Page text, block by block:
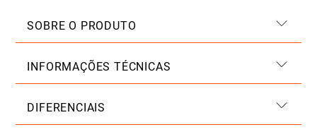
SOBRE O PRODUTO
INFORMAÇÕES TÉCNICAS
DIFERENCIAIS